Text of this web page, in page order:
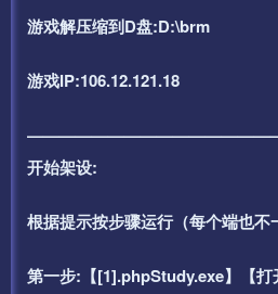
游戏解压缩到D盘:D:\brm
游戏IP:106.12.121.18
开始架设:
根据提示按步骤运行（每个端也不
第一步:【[1].phpStudy.exe】【打